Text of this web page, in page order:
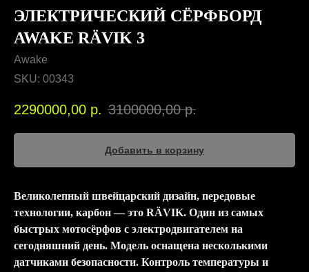
ЭЛЕКТРИЧЕСКИЙ СЁРФБОРД
AWAKE RÄVIK 3
Awake
SKU: 00343
2290000,00 р. 3100000,00 р.
Добавить в корзину
Великолепный швейцарский дизайн, передовые
технологии, карбон — это RÄVIK. Один из самых
быстрых мотосёрфов с электродвигателем на
сегодняшний день. Модель оснащена несколькими
датчиками безопасности. Контроль температуры и